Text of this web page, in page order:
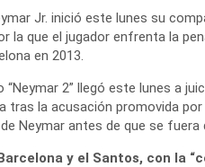
Jr. inició este lunes su
la que el jugador enfrenta la
en 2013.
2” llegó este lunes a
tras la acusación promovida
Neymar antes de que se fuera
y el Santos, con la